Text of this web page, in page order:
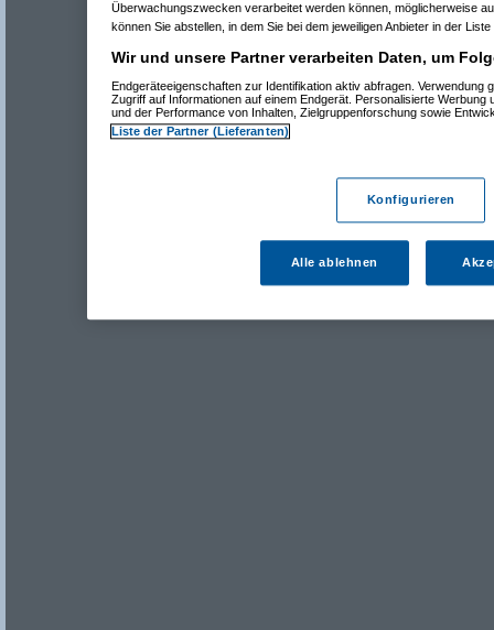
Überwachungszwecken verarbeitet werden können, möglicherweise
können Sie abstellen, in dem Sie bei dem jeweiligen Anbieter in der
Wir und unsere Partner verarbeiten Daten, um
Endgeräteeigenschaften zur Identifikation aktiv abfragen. Verwendung
Zugriff auf Informationen auf einem Endgerät. Personalisierte Werbung
und der Performance von Inhalten, Zielgruppenforschung sowie
Liste der Partner (Lieferanten)
Konfigurieren
Alle ablehnen